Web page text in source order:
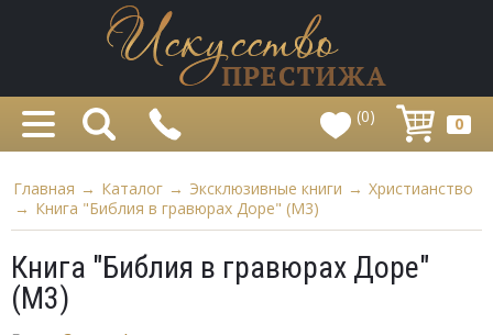
(0) 0
Главная → Каталог → Эксклюзивные книги → Христианство
→ Книга "Библия в гравюрах Доре" (M3)
Книга "Библия в гравюрах Доре"
(M3)